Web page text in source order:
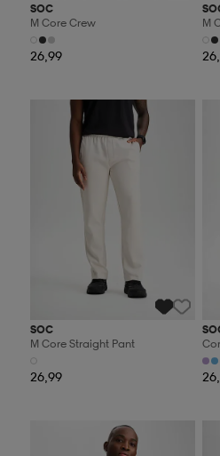
SOC
M Core Crew
26,99
M
Valitse 2, maksa 44,99€
SOC
M Core Straight Pant
26,99
Valitse 2, maksa 44,99€